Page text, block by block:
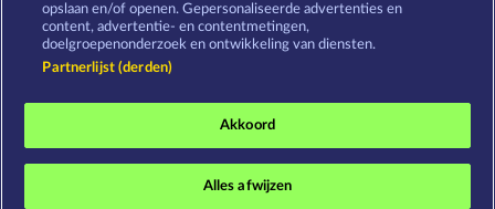
Sociale casino games zijn enkel bedoeld voor
entertainment en hebben absoluut geen enkele
gokken met echt geld.
©2026 Whow Games GmbH
opslaan en/of openen. Gepersonaliseerde advertenties en
content, advertentie- en contentmetingen,
doelgroepenonderzoek en ontwikkeling van diensten.
Partnerlijst (derden)
Akkoord
Alles afwijzen